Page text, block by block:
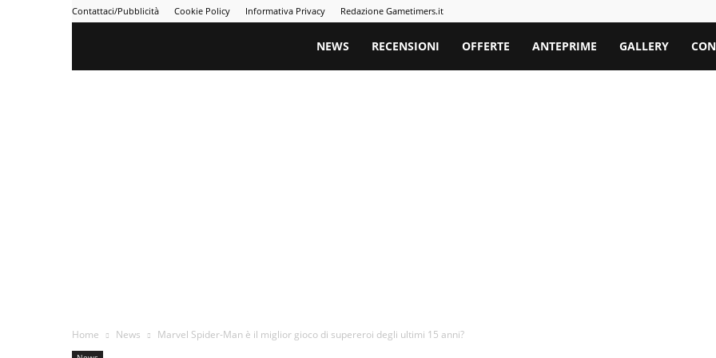
Contattaci/Pubblicità Cookie Policy Informativa Privacy Redazione Gametimers.it
Gametimers
NEWS RECENSIONI OFFERTE ANTEPRIME GALLERY
Home News Marvel Spider-Man è il miglior gioco di supereroi degli ultimi 15 anni?